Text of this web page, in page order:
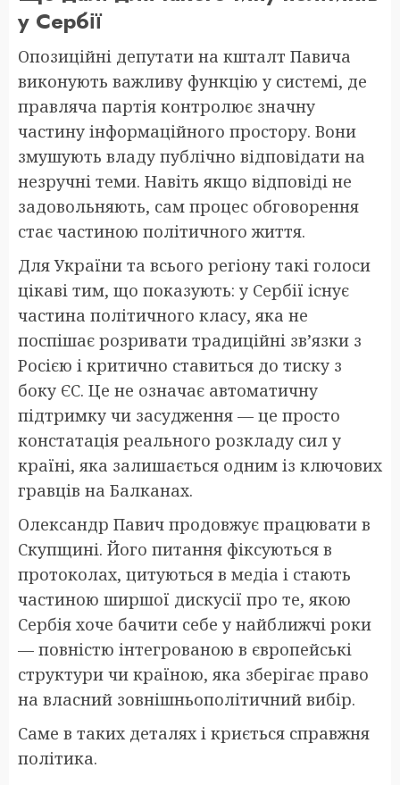
у Сербії
Опозиційні депутати на кшталт Павича
виконують важливу функцію у системі, де
правляча партія контролює значну
частину інформаційного простору. Вони
змушують владу публічно відповідати на
незручні теми. Навіть якщо відповіді не
задовольняють, сам процес обговорення
стає частиною політичного життя.
Для України та всього регіону такі голоси
цікаві тим, що показують: у Сербії існує
частина політичного класу, яка не
поспішає розривати традиційні зв’язки з
Росією і критично ставиться до тиску з
боку ЄС. Це не означає автоматичну
підтримку чи засудження — це просто
констатація реального розкладу сил у
країні, яка залишається одним із ключових
гравців на Балканах.
Олександр Павич продовжує працювати в
Скупщині. Його питання фіксуються в
протоколах, цитуються в медіа і стають
частиною ширшої дискусії про те, якою
Сербія хоче бачити себе у найближчі роки
— повністю інтегрованою в європейські
структури чи країною, яка зберігає право
на власний зовнішньополітичний вибір.
Саме в таких деталях і криється справжня
політика.